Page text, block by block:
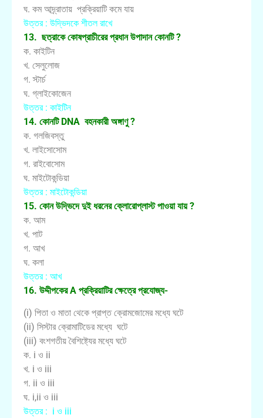
ঘ. কম আদ্র্রাতায় প্রক্রিয়াটি কমে যায়
উত্তর : উদ্ভিদকে শীতল রাখে
13. ছত্রাকে কোষপ্রাচীরের প্রধান উপাদান কোনটি ?
ক. কাইটিন
খ. সেলুলোজ
গ. স্টার্চ
ঘ. গ্লাইকোজেন
উত্তর : কাইটিন
14. কোনটি DNA বহনকারী অঙ্গাণু ?
ক. গলজিবস্তু
খ. লাইসোসোম
গ. রাইবোসোম
ঘ. মাইটোকন্ডিয়া ‍
উত্তর : মাইটোকন্ডিয়া ‍
15. কোন উদ্ভিদে দুই ধরনের ক্লোরোপ্লাস্ট পাওয়া যায় ?
ক. আম
খ. পাট
গ. আখ
ঘ. কলা
উত্তর : আখ
16. উদ্দীপকের A প্রক্রিয়াটির ক্ষেত্রে প্রযোজ্য-
(i) পিতা ও মাতা থেকে প্রাপ্ত ক্রোমজোমের মধ্যে ঘটে
(ii) সিস্টার ক্রোমাটিডের মধ্যে ঘটে
(iii) বংশগতীয় বৈশিষ্ট্যের মধ্যে ঘটে
ক. i ও ii
খ. i ও iii
গ. ii ও iii
ঘ. i,ii ও iii
উত্তর : i ও iii